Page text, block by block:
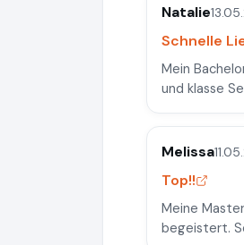
Natalie
Schnelle
Mein
und klasse
Melissa
Top!!
Meine
begeistert.